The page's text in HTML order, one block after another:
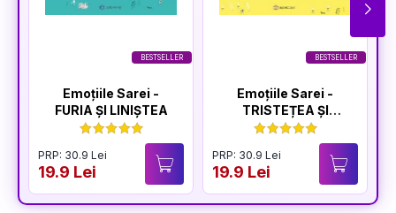
BESTSELLER
Emoțiile Sarei -
FURIA ȘI LINIȘTEA
PRP: 30.9 Lei
19.9 Lei
BESTSELLER
Emoțiile Sarei -
TRISTEȚEA ȘI
BUCURIA
PRP: 30.9 Lei
19.9 Lei